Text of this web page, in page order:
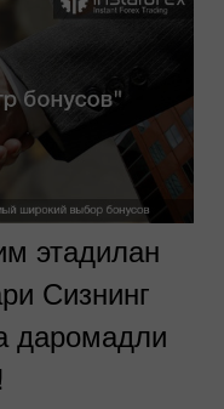
этадилан
Сизнинг
даромадли